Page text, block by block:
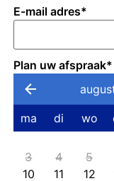
E-mail adres*
Plan uw afspraak*
ma di wo
3
4 5
10
11 12